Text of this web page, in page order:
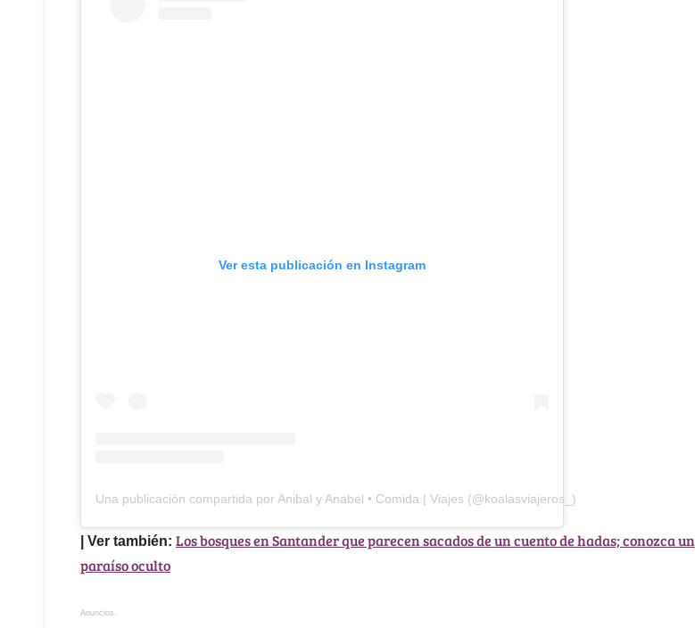
Ver esta publicación en Instagram
Una publicación compartida por Anibal y Anabel • Comida | Viajes (@koalasviajeros_)
| Ver también: Los bosques en Santander que parecen sacados de un cuento de hadas; conozca un
paraíso oculto
Anuncios.